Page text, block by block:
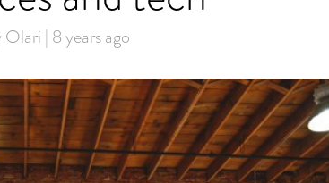
Olari | 8 years ago